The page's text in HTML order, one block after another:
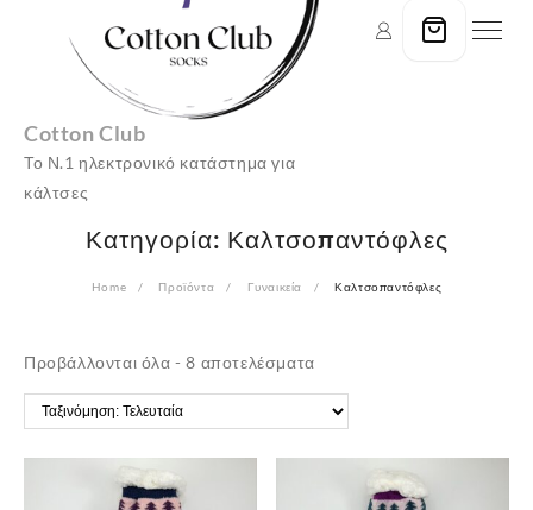
Cotton Club
Το Ν.1 ηλεκτρονικό κατάστημα για
κάλτσες
Κατηγορία: Καλτσοπαντόφλες
Home Προϊόντα Γυναικεία Καλτσοπαντόφλες
Προβάλλονται όλα - 8 αποτελέσματαSorted
by
latest